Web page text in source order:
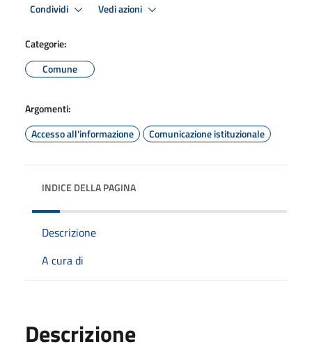
Condividi Vedi azioni
Categorie:
Comune
Argomenti:
Accesso all'informazione
Comunicazione istituzionale
INDICE DELLA PAGINA
Descrizione
A cura di
Descrizione